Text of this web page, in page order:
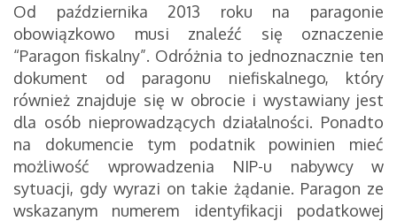
Od października 2013 roku na paragonie
obowiązkowo musi znaleźć się oznaczenie
“Paragon fiskalny”. Odróżnia to jednoznacznie ten
dokument od paragonu niefiskalnego, który
również znajduje się w obrocie i wystawiany jest
dla osób nieprowadzących działalności. Ponadto
na dokumencie tym podatnik powinien mieć
możliwość wprowadzenia NIP-u nabywcy w
sytuacji, gdy wyrazi on takie żądanie. Paragon ze
wskazanym numerem identyfikacji podatkowej